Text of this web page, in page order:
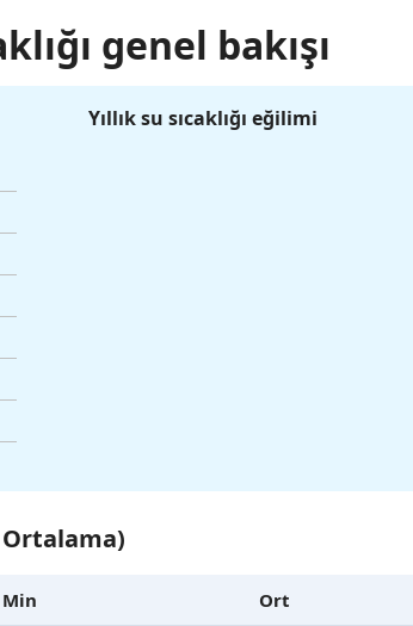
genel bakışı
Yıllık su sıcaklığı eğilimi
Ortalama)
Min Ort